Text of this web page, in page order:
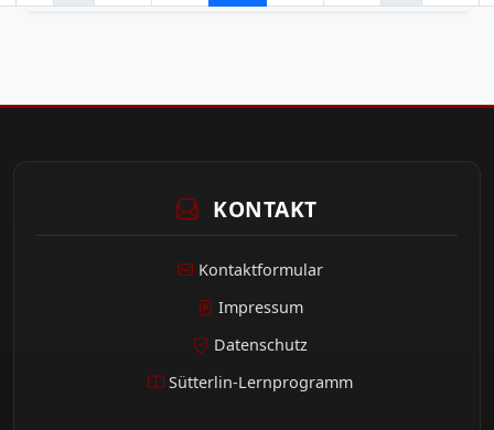
KONTAKT
Kontaktformular
Impressum
Datenschutz
Sütterlin-Lernprogramm